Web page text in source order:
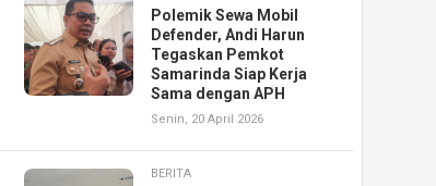
Polemik Sewa Mobil
Defender, Andi Harun
Tegaskan Pemkot
Samarinda Siap Kerja
Sama dengan APH
Senin, 20 April 2026
BERITA